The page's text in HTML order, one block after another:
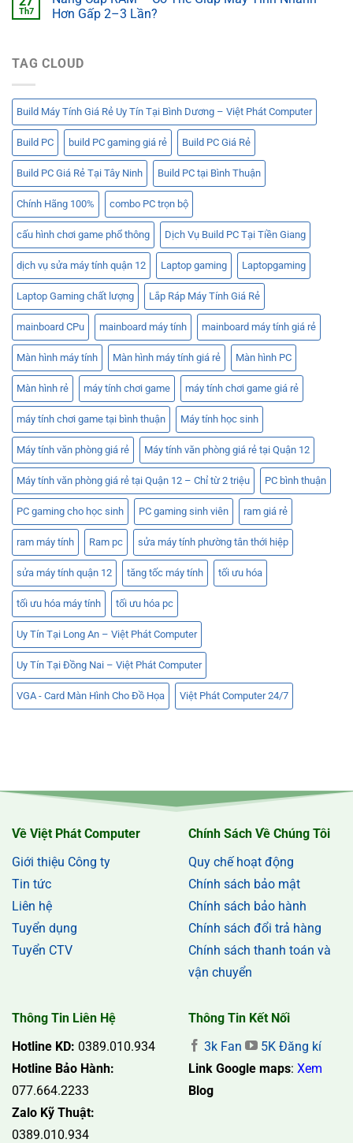
Th7
Hơn Gấp 2–3 Lần?
TAG CLOUD
Build Máy Tính Giá Rẻ Uy Tín Tại Bình Dương – Việt Phát Computer
Build PC build PC gaming giá rẻ Build PC Giá Rẻ
Build PC Giá Rẻ Tại Tây Ninh Build PC tại Bình Thuận
Chính Hãng 100% combo PC trọn bộ
cấu hình chơi game phổ thông Dịch Vụ Build PC Tại Tiền Giang
dịch vụ sửa máy tính quận 12 Laptop gaming Laptopgaming
Laptop Gaming chất lượng Lắp Ráp Máy Tính Giá Rẻ
mainboard CPu mainboard máy tính mainboard máy tính giá rẻ
Màn hình máy tính Màn hình máy tính giá rẻ Màn hình PC
Màn hình rẻ máy tính chơi game máy tính chơi game giá rẻ
máy tính chơi game tại bình thuận Máy tính học sinh
Máy tính văn phòng giá rẻ Máy tính văn phòng giá rẻ tại Quận 12
Máy tính văn phòng giá rẻ tại Quận 12 – Chỉ từ 2 triệu PC bình thuận
PC gaming cho học sinh PC gaming sinh viên ram giá rẻ
ram máy tính Ram pc sửa máy tính phường tân thới hiệp
sửa máy tính quận 12 tăng tốc máy tính tối ưu hóa
tối ưu hóa máy tính tối ưu hóa pc
Uy Tín Tại Long An – Việt Phát Computer
Uy Tín Tại Đồng Nai – Việt Phát Computer
VGA - Card Màn Hình Cho Đồ Họa Việt Phát Computer 24/7
Về Việt Phát Computer
Giới thiệu Công ty
Tin tức
Liên hệ
Tuyển dụng
Tuyển CTV
Chính Sách Về Chúng Tôi
Quy chế hoạt động
Chính sách bảo mật
Chính sách bảo hành
Chính sách đổi trả hàng
Chính sách thanh toán và
vận chuyển
Thông Tin Liên Hệ
Hotline KD: 0389.010.934
Hotline Bảo Hành:
077.664.2233
Zalo Kỹ Thuật:
0389.010.934
Thông Tin Kết Nối
3k Fan
5K Đăng kí
Link Google maps: Xem
Blog